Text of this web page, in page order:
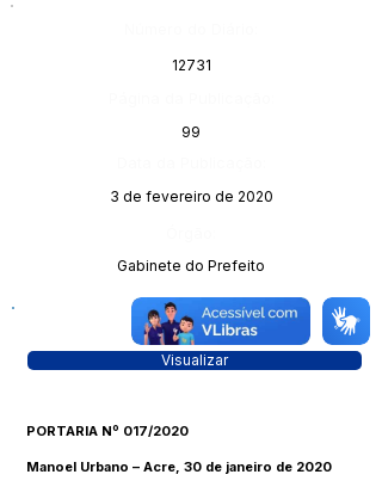
12731
99
3 de fevereiro de 2020
Gabinete do Prefeito
Visualizar
PORTARIA Nº 017/2020
Manoel Urbano – Acre, 30 de janeiro de 2020